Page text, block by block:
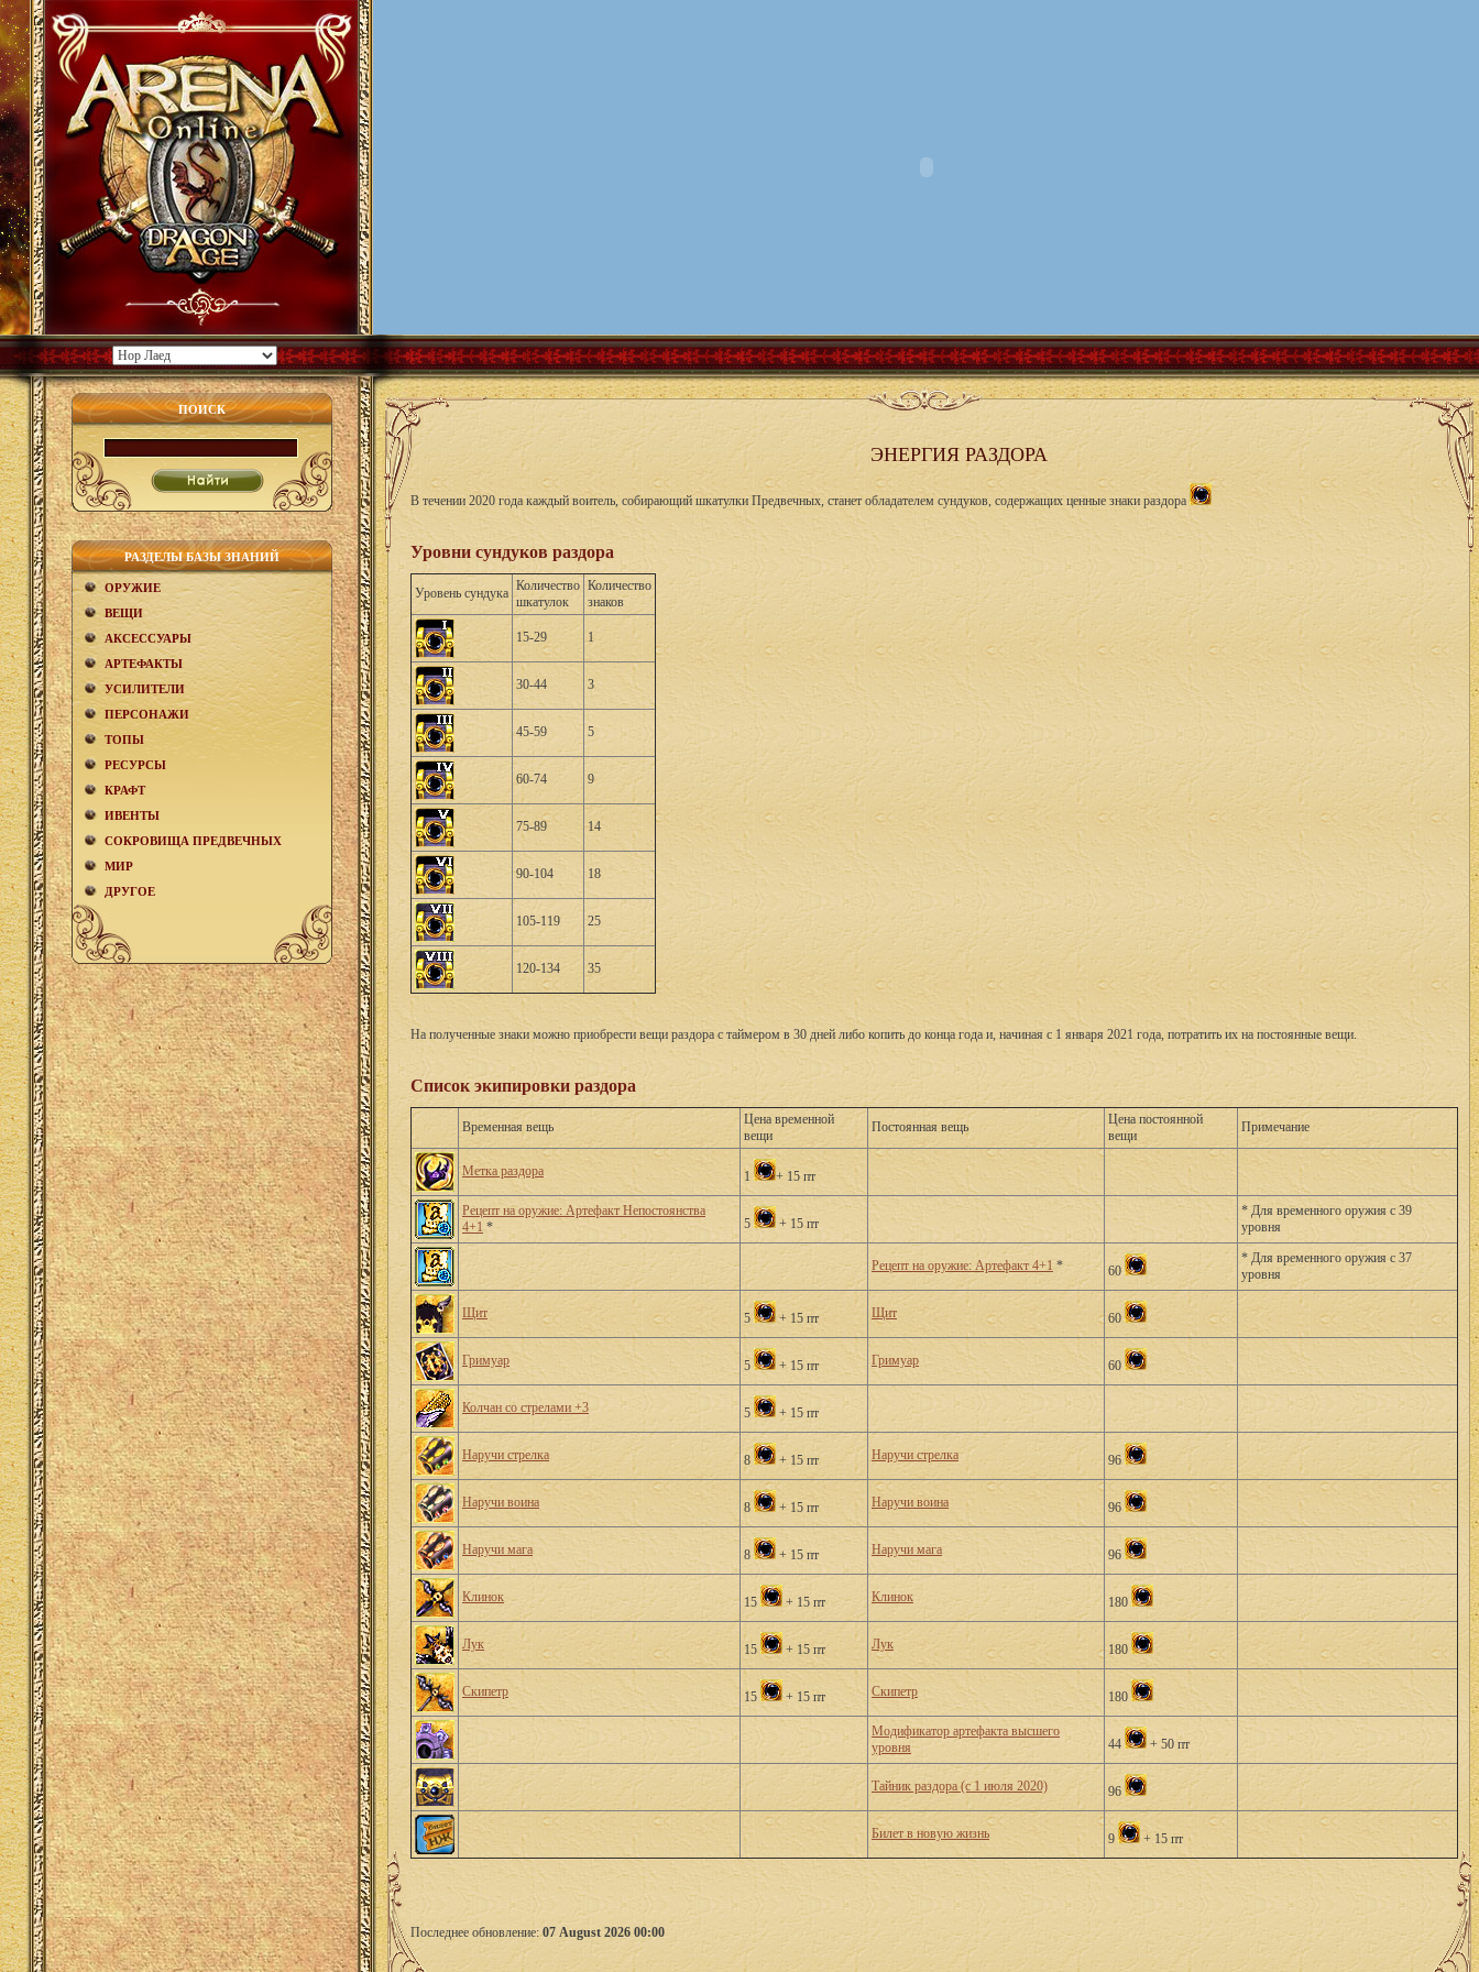
ПОИСК
РАЗДЕЛЫ БАЗЫ ЗНАНИЙ
ОРУЖИЕ
ВЕЩИ
АКCЕСCУАРЫ
АРТЕФАКТЫ
УСИЛИТЕЛИ
ПЕРСОНАЖИ
ТОПЫ
РЕСУРСЫ
КРАФТ
ИВЕНТЫ
СОКРОВИЩА ПРЕДВЕЧНЫХ
МИР
ДРУГОЕ
ЭНЕРГИЯ РАЗДОРА
В течении 2020 года каждый воитель, собирающий шкатулки Предвечных, станет обладателем сундуков, содержащих ценные знаки раздора
Уровни сундуков раздора
Уровень сундука Количество
шкатулок
Количество
знаков
15-29 1
30-44 3
45-59 5
60-74 9
75-89 14
90-104 18
105-119 25
120-134 35
На полученные знаки можно приобрести вещи раздора с таймером в 30 дней либо копить до конца года и, начиная с 1 января 2021 года, потратить их на постоянные вещи.
Список экипировки раздора
Временная вещь
Цена временной
вещи
Постоянная вещь
Цена постоянной
вещи
Примечание
Метка раздора 1 + 15 пт
Рецепт на оружие: Артефакт Непостоянства
4+1 * 5 + 15 пт
* Для временного оружия с 39
уровня
Рецепт на оружие: Артефакт 4+1 * 60
* Для временного оружия с 37
уровня
Щит 5 + 15 пт Щит 60
Гримуар 5 + 15 пт Гримуар 60
Колчан со стрелами +3 5 + 15 пт
Наручи стрелка 8 + 15 пт Наручи стрелка 96
Наручи воина 8 + 15 пт Наручи воина 96
Наручи мага 8 + 15 пт Наручи мага 96
Клинок 15 + 15 пт Клинок 180
Лук 15 + 15 пт Лук 180
Скипетр 15 + 15 пт Скипетр 180
Модификатор артефакта высшего
уровня
44 + 50 пт
Тайник раздора (с 1 июля 2020) 96
Билет в новую жизнь 9 + 15 пт
Последнее обновление:07 August 2026 00:00